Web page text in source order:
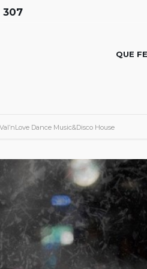
307
QUE
Val’nLove Dance Music&Disco House